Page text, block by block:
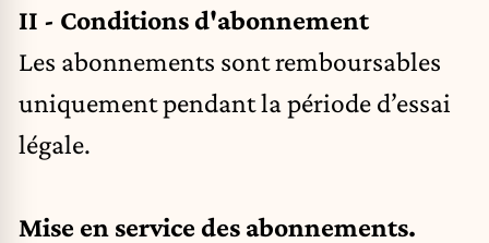
II - Conditions d'abonnement
Les abonnements sont remboursables
uniquement pendant la période d’essai
légale.
Mise en service des abonnements.